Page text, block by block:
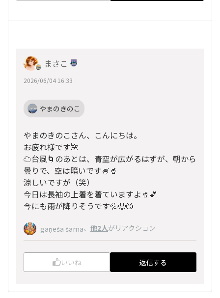
まさこ
2026/06/04 16:33
やまのきのこ
やまのきのこさん、こんにちは。
お疲れ様です🌺
☁️台風🌀のあとは、青空が広がるはずが、朝から
曇りで、空は暗いです🍧🥤
涼しいですが（笑）
今日は長袖の上着を着ていますよ🥤💕
今にも雨が降りそうです💦😆😽
gaṇeśa śama、 他2人がリアクション
いいね 返信する